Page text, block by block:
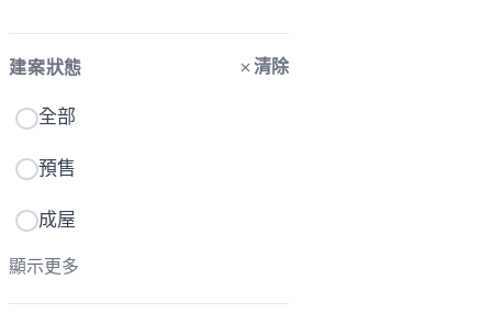
建案狀態 清除
全部
預售
成屋
顯示更多